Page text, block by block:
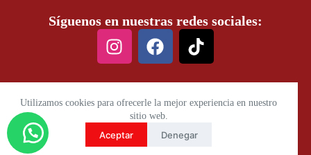
Utilizamos cookies para ofrecerle la mejor experiencia en nuestro
sitio web.
Aceptar Denegar
Síguenos en nuestras redes sociales: